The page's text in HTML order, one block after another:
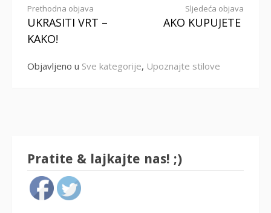
Nastavi
s
Prethodna objava
UKRASITI VRT –
KAKO!
Sljedeća objava
AKO KUPUJETE
Objavljeno u Sve kategorije, Upoznajte stilove
Pratite & lajkajte nas! ;)